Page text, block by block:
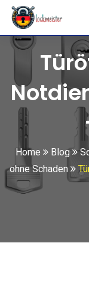
Skip
content
Home Blog
ohne Schaden